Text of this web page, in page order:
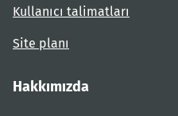
Kullanıcı talimatları
Site planı
Hakkımızda